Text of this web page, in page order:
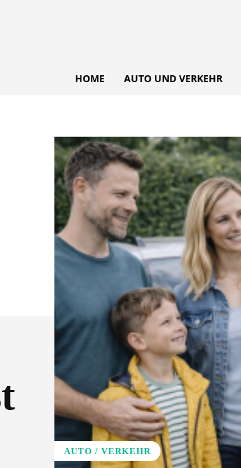
HOME AUTO UND VERKEHR
AUTO / VERKEHR